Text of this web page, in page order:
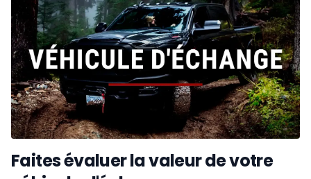
Faites évaluer la valeur de votre